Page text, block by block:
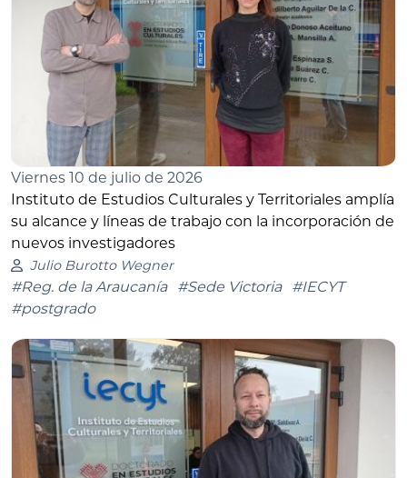
Viernes 10 de julio de 2026
Instituto de Estudios Culturales y Territoriales amplía
su alcance y líneas de trabajo con la incorporación de
nuevos investigadores
Julio Burotto Wegner
#Reg. de la Araucanía #Sede Victoria
#IECYT
#postgrado